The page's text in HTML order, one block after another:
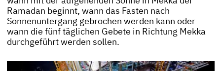
Ramadan beginnt, wann das Fasten nach
Sonnenuntergang gebrochen werden kann oder
wann die fünf täglichen Gebete in Richtung Mekka
durchgeführt werden sollen.